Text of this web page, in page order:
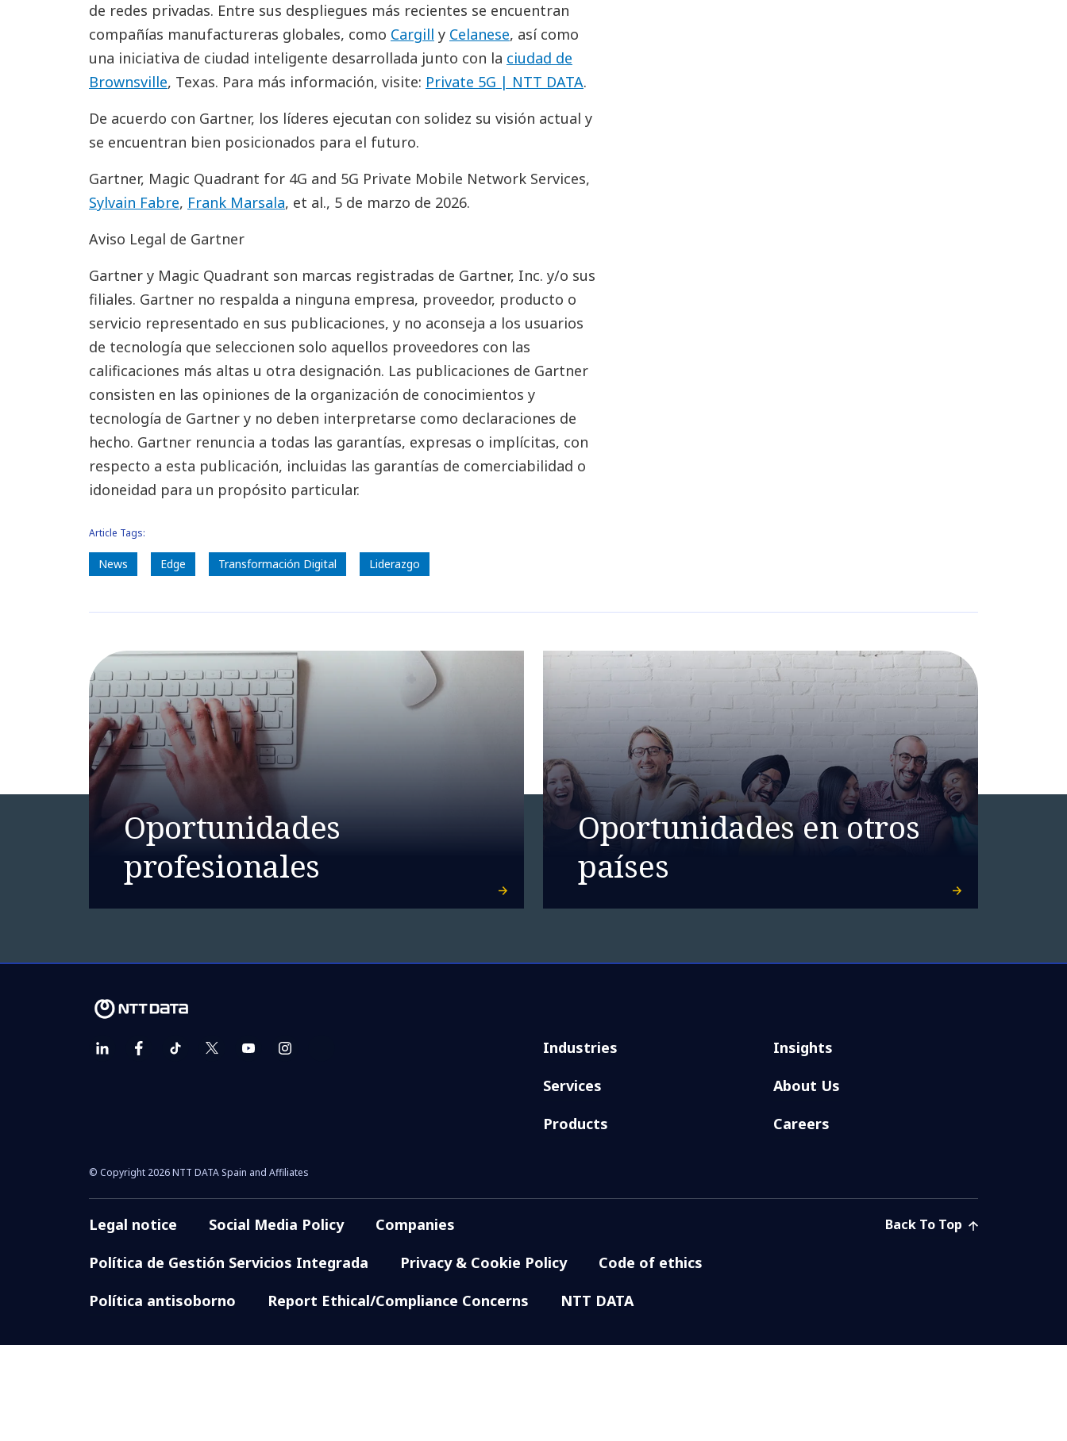
de redes privadas. Entre sus despliegues más recientes se encuentran
compañías manufactureras globales, como Cargill y Celanese, así como
una iniciativa de ciudad inteligente desarrollada junto con la ciudad de
Brownsville, Texas. Para más información, visite: Private 5G | NTT DATA.
De acuerdo con Gartner, los líderes ejecutan con solidez su visión actual y
se encuentran bien posicionados para el futuro.
Gartner, Magic Quadrant for 4G and 5G Private Mobile Network Services,
Sylvain Fabre, Frank Marsala, et al., 5 de marzo de 2026.
Aviso Legal de Gartner
Gartner y Magic Quadrant son marcas registradas de Gartner, Inc. y/o sus
filiales. Gartner no respalda a ninguna empresa, proveedor, producto o
servicio representado en sus publicaciones, y no aconseja a los usuarios
de tecnología que seleccionen solo aquellos proveedores con las
calificaciones más altas u otra designación. Las publicaciones de Gartner
consisten en las opiniones de la organización de conocimientos y
tecnología de Gartner y no deben interpretarse como declaraciones de
hecho. Gartner renuncia a todas las garantías, expresas o implícitas, con
respecto a esta publicación, incluidas las garantías de comerciabilidad o
idoneidad para un propósito particular.
Article Tags:
News Edge Transformación Digital Liderazgo
Oportunidades
profesionales
Oportunidades en otros
países
Industries
Services
Products
Insights
About Us
Careers
© Copyright 2026 NTT DATA Spain and Affiliates
Legal notice Social Media Policy
Companies
Política de Gestión Servicios Integrada
Privacy & Cookie Policy
Code of ethics
Política antisoborno
Report Ethical/Compliance Concerns NTT DATA
Back To Top